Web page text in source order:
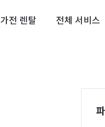
가전 렌탈 전체 서비스